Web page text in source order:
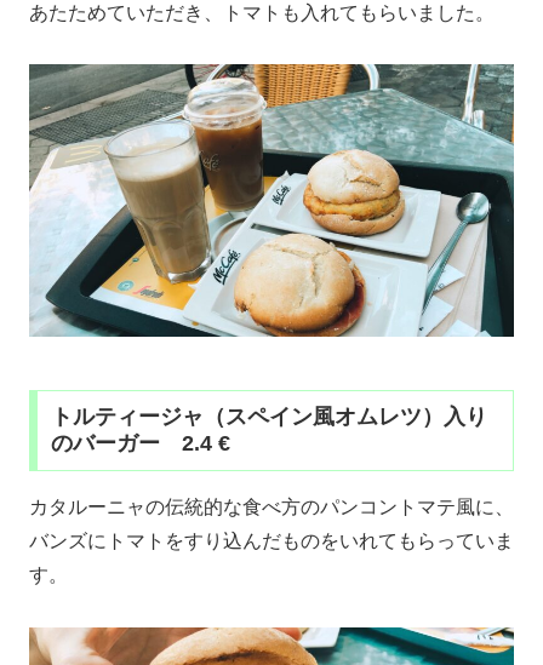
あたためていただき、トマトも入れてもらいました。
トルティージャ（スペイン風オムレツ）入り
のバーガー 2.4 €
カタルーニャの伝統的な食べ方のパンコントマテ風に、
バンズにトマトをすり込んだものをいれてもらっていま
す。